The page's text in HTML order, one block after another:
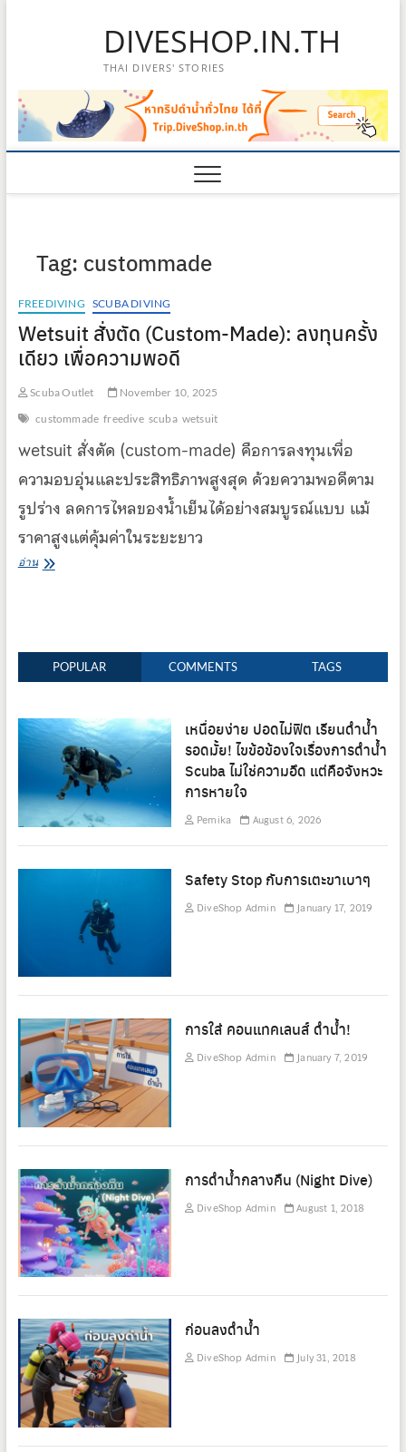
DIVESHOP.IN.TH
THAI DIVERS' STORIES
Tag: custommade
FREEDIVING SCUBA DIVING
Wetsuit สั่งตัด (Custom-Made): ลงทุนครั้ง
เดียว เพื่อความพอดี
Scuba Outlet
November 10, 2025
custommade freedive scuba wetsuit
wetsuit สั่งตัด (custom-made) คือการลงทุนเพื่อ
ความอบอุ่นและประสิทธิภาพสูงสุด ด้วยความพอดีตาม
รูปร่าง ลดการไหลของน้ำเย็นได้อย่างสมบูรณ์แบบ แม้
ราคาสูงแต่คุ้มค่าในระยะยาว
อ่านWetsuit
ลงทุน
ครั้ง
ความ
POPULAR COMMENTS TAGS
เหนื่อยง่าย ปอดไม่ฟิต เรียนดำน้ำ
รอดมั้ย! ไขข้อข้องใจเรื่องการดำน้ำ
Scuba ไม่ใช่ความอึด แต่คือจังหวะ
การหายใจ
Pemika August 6, 2026
Safety Stop กับการเตะขาเบาๆ
DiveShop Admin January 17, 2019
การใส่ คอนแทคเลนส์ ดำน้ำ!
DiveShop Admin January 7, 2019
การดำน้ำกลางคืน (Night Dive)
DiveShop Admin August 1, 2018
ก่อนลงดำน้ำ
DiveShop Admin July 31, 2018